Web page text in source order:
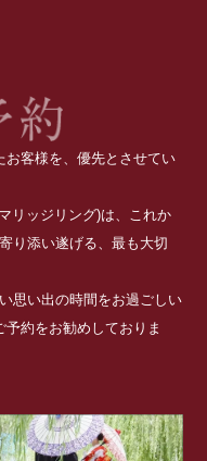
お客様を、優先とさせてい
リッジリング)は、これか
り添い遂げる、最も大切
思い出の時間をお過ごしい
約をお勧めしておりま